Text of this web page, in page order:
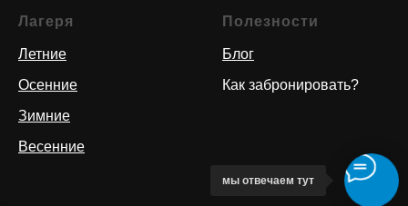
Лагеря
Летние
Осенние
Зимние
Весенние
Полезности
Блог
Как забронировать?
мы отвечаем тут